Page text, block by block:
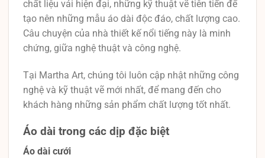
chất liệu vải hiện đại, những kỹ thuật vẽ tiên tiến để
tạo nên những mẫu áo dài độc đáo, chất lượng cao.
Câu chuyện của nhà thiết kế nổi tiếng này là minh
chứng, giữa nghệ thuật và công nghệ.
Tại Martha Art, chúng tôi luôn cập nhật những công
nghệ và kỹ thuật vẽ mới nhất, để mang đến cho
khách hàng những sản phẩm chất lượng tốt nhất.
Áo dài trong các dịp đặc biệt
Áo dài cưới